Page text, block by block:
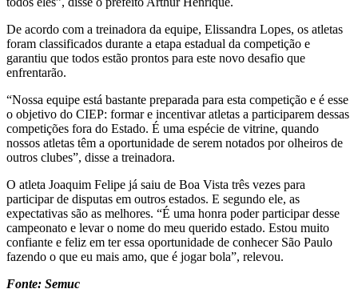
De acordo com a treinadora da equipe, Elissandra Lopes, os atletas
foram classificados durante a etapa estadual da competição e
garantiu que todos estão prontos para este novo desafio que
enfrentarão.
“Nossa equipe está bastante preparada para esta competição e é esse
o objetivo do CIEP: formar e incentivar atletas a participarem dessas
competições fora do Estado. É uma espécie de vitrine, quando
nossos atletas têm a oportunidade de serem notados por olheiros de
outros clubes”, disse a treinadora.
O atleta Joaquim Felipe já saiu de Boa Vista três vezes para
participar de disputas em outros estados. E segundo ele, as
expectativas são as melhores. “É uma honra poder participar desse
campeonato e levar o nome do meu querido estado. Estou muito
confiante e feliz em ter essa oportunidade de conhecer São Paulo
fazendo o que eu mais amo, que é jogar bola”, relevou.
Fonte: Semuc